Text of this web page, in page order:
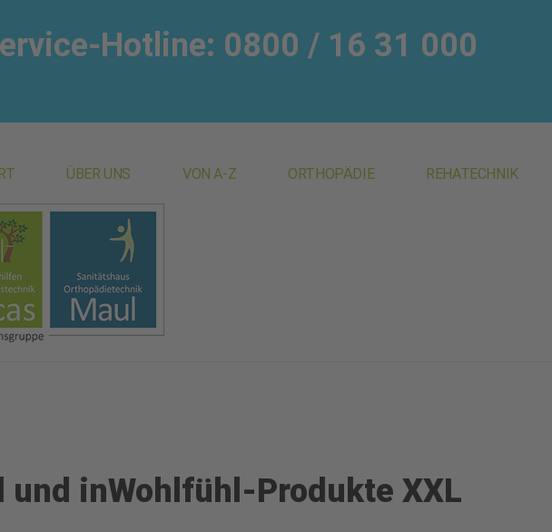
Hotline: 0800 / 16 31 000
ÜBER UNS VON A-Z ORTHOPÄDIE REHATECHNIK
inWohlfühl-Produkte XXL